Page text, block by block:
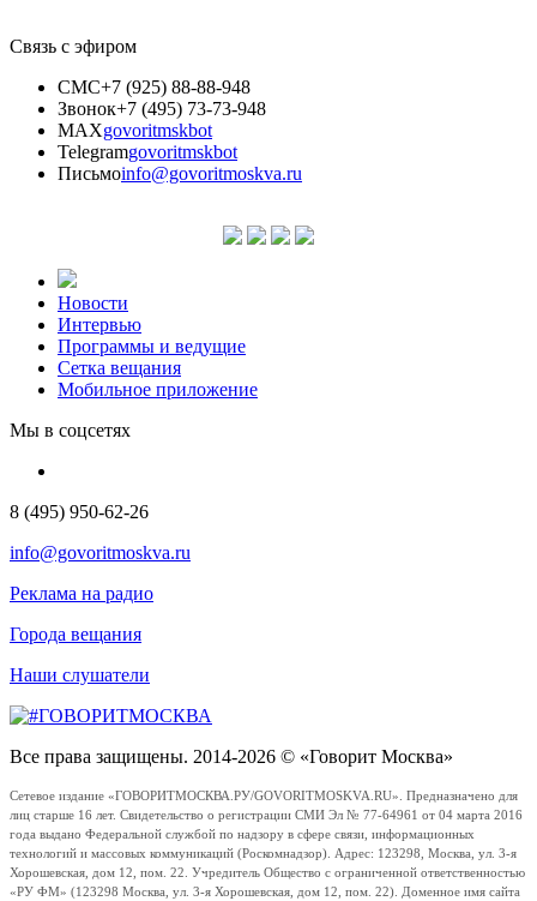
Связь с эфиром
СМС+7 (925) 88-88-948
Звонок+7 (495) 73-73-948
MAXgovoritmskbot
Telegramgovoritmskbot
Письмоinfo@govoritmoskva.ru
Новости
Интервью
Программы и ведущие
Сетка вещания
Мобильное приложение
Мы в соцсетях
8 (495) 950-62-26
info@govoritmoskva.ru
Реклама на радио
Города вещания
Наши слушатели
Все права защищены. 2014-2026 © «Говорит Москва»
Сетевое издание «ГОВОРИТМОСКВА.РУ/GOVORITMOSKVA.RU». Предназначено для
лиц старше 16 лет. Свидетельство о регистрации СМИ Эл № 77-64961 от 04 марта 2016
года выдано Федеральной службой по надзору в сфере связи, информационных
технологий и массовых коммуникаций (Роскомнадзор). Адрес: 123298, Москва, ул. 3-я
Хорошевская, дом 12, пом. 22. Учредитель Общество с ограниченной ответственностью
«РУ ФМ» (123298 Москва, ул. 3-я Хорошевская, дом 12, пом. 22). Доменное имя сайта